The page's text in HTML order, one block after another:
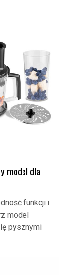
model dla
funkcji i
model
pysznymi